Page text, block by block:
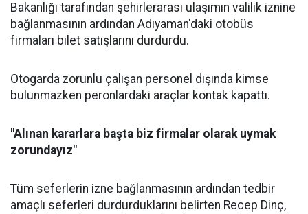
Bakanlığı tarafından şehirlerarası ulaşımın valilik iznine
bağlanmasının ardından Adıyaman'daki otobüs
firmaları bilet satışlarını durdurdu.
Otogarda zorunlu çalışan personel dışında kimse
bulunmazken peronlardaki araçlar kontak kapattı.
"Alınan kararlara başta biz firmalar olarak uymak
zorundayız"
Tüm seferlerin izne bağlanmasının ardından tedbir
amaçlı seferleri durdurduklarını belirten Recep Dinç,